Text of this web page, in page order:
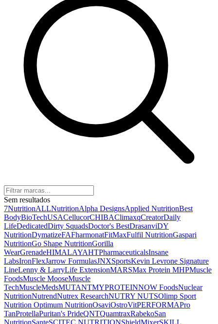
Sem resultados
7NutritionALLNutritionAlpha DesignsApplied NutritionBest
BodyBioTechUSACellucorCHIBAClimaxqCreatorDaily
LifeDedicatedDirty SquadsDoctor's BestDrasanviDY
NutritionDymatizeFAFharmonatFitMaxFulfil NutritionGaspari
NutritionGo Shape NutritionGorilla
WearGrenadeHIMALAYAHTPharmaceuticalsInsane
LabsIronFlexJarrow FormulasJNXSportsKevin Levrone Signature
LineLenny & LarryLife ExtensionMARSMax Protein MHPMuscle
FoodsMuscle MooseMuscle
TechMuscleMedsMUTANTMYPROTEINNOW FoodsNuclear
NutritionNutrendNutrex ResearchNUTRY NUTSOlimp Sport
Nutrition Optimum NutritionOsaviOstroVitPERFORMAPro
TanProtellaPuritan's PrideQNTQuamtraxRabekoSan